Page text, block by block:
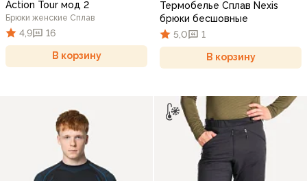
Action Tour мод 2
Брюки женские Сплав
4,9 16
В корзину
Термобелье Сплав Nexis
брюки бесшовные
5,0
1
В корзину